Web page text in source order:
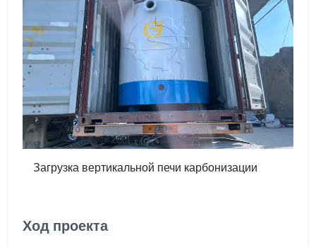
Загрузка вертикальной печи карбонизации
Ход проекта